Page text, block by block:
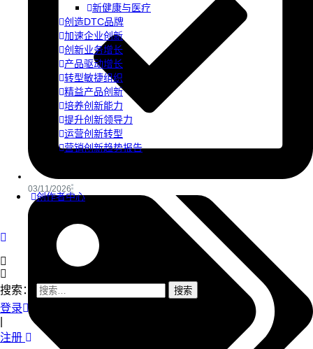
新健康与医疗
创造DTC品牌
加速企业创新
创新业务增长
产品驱动增长
转型敏捷组织
精益产品创新
培养创新能力
提升创新领导力
运营创新转型
营销创新趋势报告
创作者中心
搜索：
登录
注册
03/11/2026